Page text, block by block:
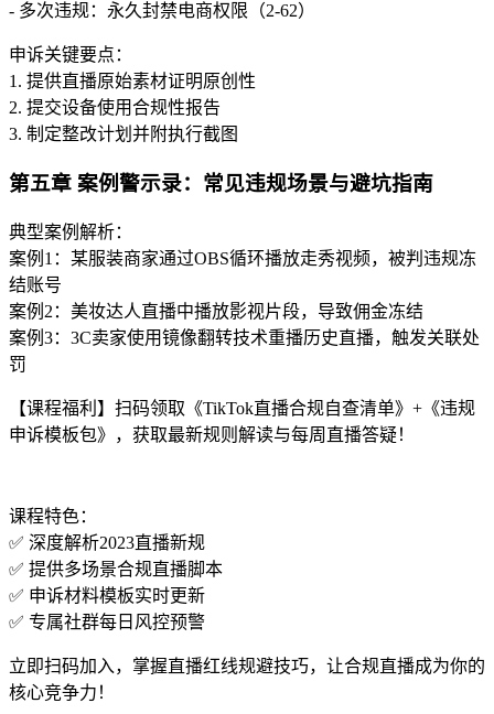
- 多次违规：永久封禁电商权限（2-62）
申诉关键要点：
1. 提供直播原始素材证明原创性
2. 提交设备使用合规性报告
3. 制定整改计划并附执行截图
第五章 案例警示录：常见违规场景与避坑指南
典型案例解析：
案例1：某服装商家通过OBS循环播放走秀视频，被判违规冻
结账号
案例2：美妆达人直播中播放影视片段，导致佣金冻结
案例3：3C卖家使用镜像翻转技术重播历史直播，触发关联处
罚
【课程福利】扫码领取《TikTok直播合规自查清单》+《违规
申诉模板包》，获取最新规则解读与每周直播答疑！
课程特色：
✅ 深度解析2023直播新规
✅ 提供多场景合规直播脚本
✅ 申诉材料模板实时更新
✅ 专属社群每日风控预警
立即扫码加入，掌握直播红线规避技巧，让合规直播成为你的
核心竞争力！